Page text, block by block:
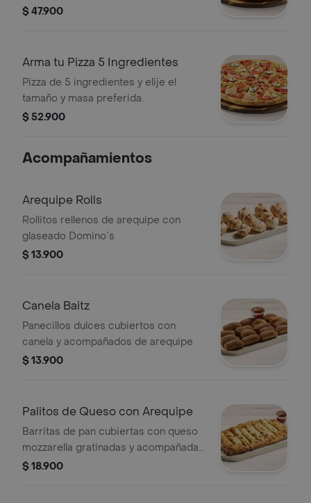
$ 47.900
Arma tu Pizza 5 Ingredientes
Pizza de 5 ingredientes y elije el
tamaño y masa preferida.
$ 52.900
Acompañamientos
Arequipe Rolls
Rollitos rellenos de arequipe con
glaseado Domino´s
$ 13.900
Canela Baitz
Panecillos dulces cubiertos con
canela y acompañados de arequipe
$ 13.900
Palitos de Queso con Arequipe
Barritas de pan cubiertas con queso
mozzarella gratinadas y acompañadas
de arequipe
$ 18.900